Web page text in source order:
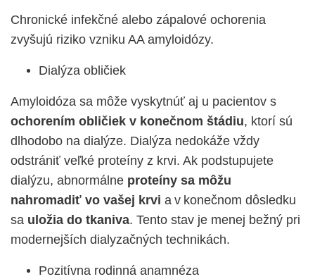
Chronické infekčné alebo zápalové ochorenia
zvyšujú riziko vzniku AA amyloidózy.
Dialýza obličiek
Amyloidóza sa môže vyskytnúť aj u pacientov s
ochorením obličiek v konečnom štádiu, ktorí sú
dlhodobo na dialýze. Dialýza nedokáže vždy
odstrániť veľké proteíny z krvi. Ak podstupujete
dialýzu, abnormálne proteíny sa môžu
nahromadiť vo vašej krvi a v konečnom dôsledku
sa uložia do tkaniva. Tento stav je menej bežný pri
modernejších dialyzačných technikách.
Pozitívna rodinná anamnéza